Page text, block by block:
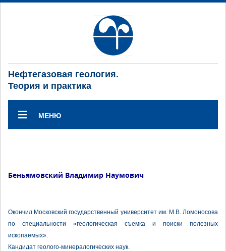
Нефтегазовая геология.
Теория и практика
МЕНЮ
Беньямовский Владимир Наумович
Окончил Московский государственный университет им. М.В. Ломоносова
по специальности «геологическая съемка и поиски полезных
ископаемых».
Кандидат геолого-минералогических наук.